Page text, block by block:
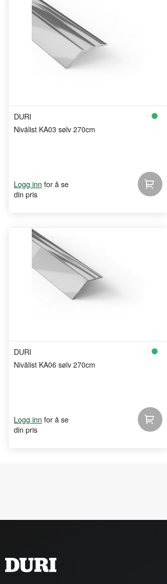
DURI
Nivålist KA03 sølv 270cm
Logg inn for å se
din pris
DURI
Nivålist KA06 sølv 270cm
Logg inn for å se
din pris